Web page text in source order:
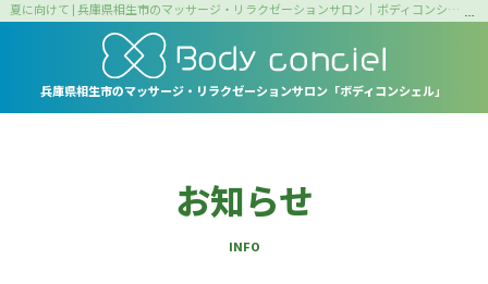
夏に向けて | 兵庫県相生市のマッサージ・リラクゼーションサロン｜ボディコンシェル
兵庫県相生市のマッサージ・リラクゼーションサロン 「ボディコンシェル」
お知らせ
INFO